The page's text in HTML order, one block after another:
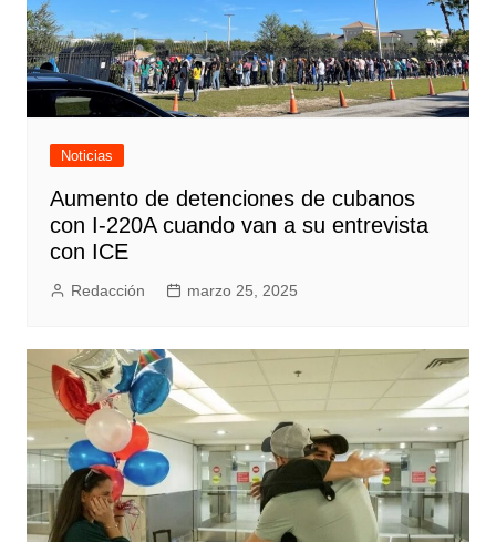
Noticias
Aumento de detenciones de cubanos
con I-220A cuando van a su entrevista
con ICE
Redacción marzo 25, 2025